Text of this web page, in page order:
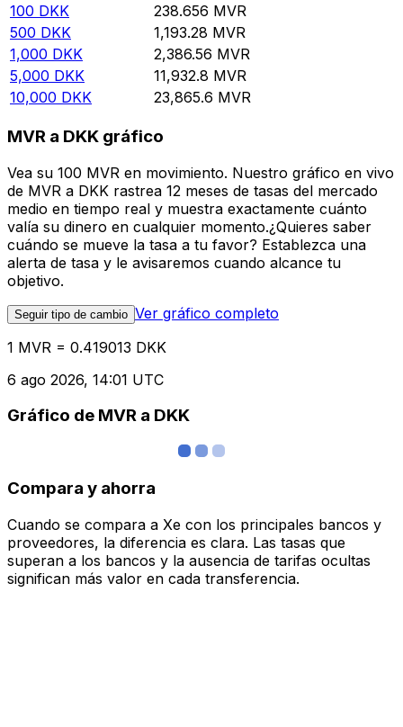
100 DKK 238.656 MVR
500 DKK 1,193.28 MVR
1,000 DKK 2,386.56 MVR
5,000 DKK 11,932.8 MVR
10,000 DKK 23,865.6 MVR
MVR a DKK gráfico
Vea su 100 MVR en movimiento. Nuestro gráfico en vivo
de MVR a DKK rastrea 12 meses de tasas del mercado
medio en tiempo real y muestra exactamente cuánto
valía su dinero en cualquier momento.¿Quieres saber
cuándo se mueve la tasa a tu favor? Establezca una
alerta de tasa y le avisaremos cuando alcance tu
objetivo.
Seguir tipo de cambio Ver gráfico completo
1 MVR = 0.419013 DKK
6 ago 2026, 14:01 UTC
Gráfico de MVR a DKK
Compara y ahorra
Cuando se compara a Xe con los principales bancos y
proveedores, la diferencia es clara. Las tasas que
superan a los bancos y la ausencia de tarifas ocultas
significan más valor en cada transferencia.